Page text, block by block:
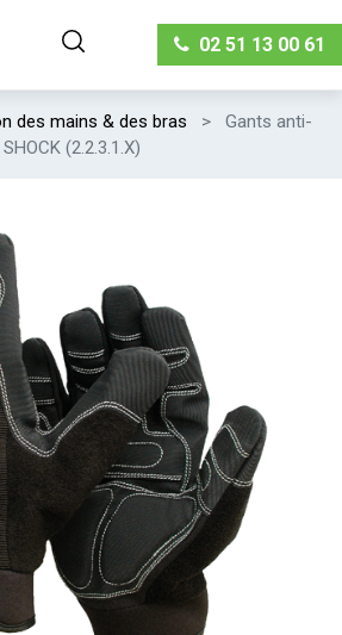
02 51 13 00 61
des mains & des bras
Gants anti-
(2.2.3.1.X)